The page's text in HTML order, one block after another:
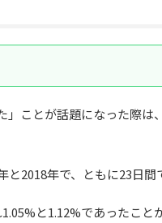
」ことが話題になった際は
2018年で、ともに23日間
と1.12%であったこと